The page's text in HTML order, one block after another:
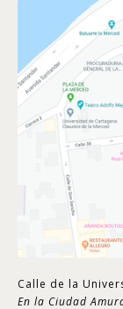
Calle de la
En la Ciudad